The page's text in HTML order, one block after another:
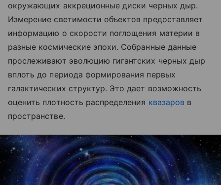
окружающих аккреционные диски черных дыр.
Измерение светимости объектов предоставляет
информацию о скорости поглощения материи в
разные космические эпохи. Собранные данные
прослеживают эволюцию гигантских черных дыр
вплоть до периода формирования первых
галактических структур. Это дает возможность
оценить плотность распределения квазаров в
пространстве.